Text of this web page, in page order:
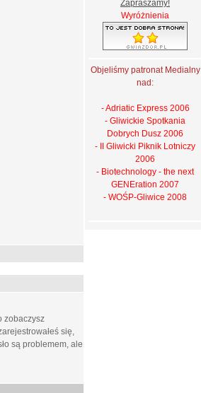
zobaczysz
się,
są problemem, ale
Wyróżnienia
Objeliśmy patronat Medialny
nad:
- Adriatic Express 2006
- Gliwickie Spotkania
Dobrych Dusz 2006
- II Gliwicki Piknik Lotniczy
2006
- Biotechnology - the next
GENEration 2007
- WOŚP-Gliwice 2008